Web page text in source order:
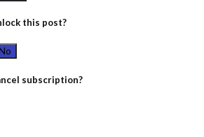
this post?
subscription?